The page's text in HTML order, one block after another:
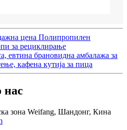
цена Полипропилен
за рециклирање
евтина брановидна амбалажа за
кафена кутија за пица
нас
зона Weifang, Шандонг, Кина